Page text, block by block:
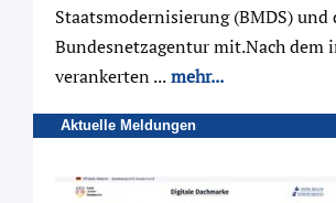
Staatsmodernisierung (BMDS) und
Bundesnetzagentur mit.Nach dem
verankerten ...mehr...
Aktuelle Meldungen